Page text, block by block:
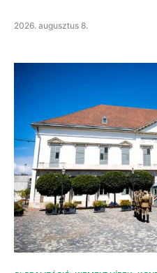
2026. augusztus 8.